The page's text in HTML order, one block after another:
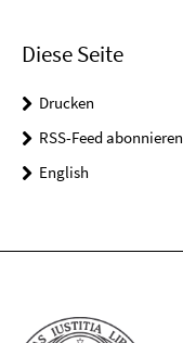
Diese Seite
Drucken
RSS-Feed abonnieren
English